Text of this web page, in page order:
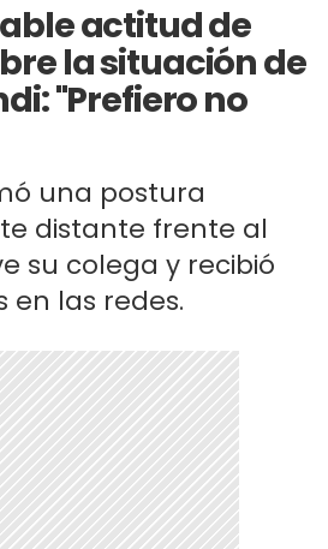
actitud de
la situación de
"Prefiero no
una postura
distante frente al
su colega y recibió
en las redes.